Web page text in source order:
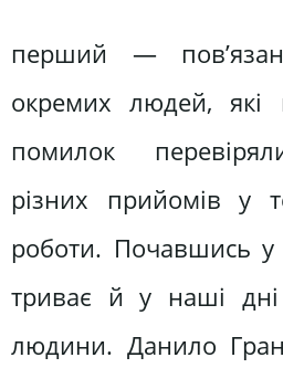
перший —
окремих людей, які
помилок
різних прийомів у
роботи. Почавшись у
триває й у наші
людини. Данило